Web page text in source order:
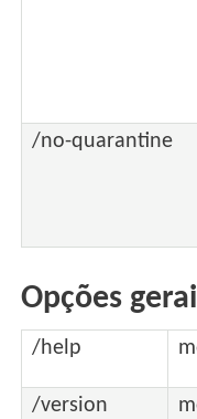
/no-quarantine
Opções
/help
/version